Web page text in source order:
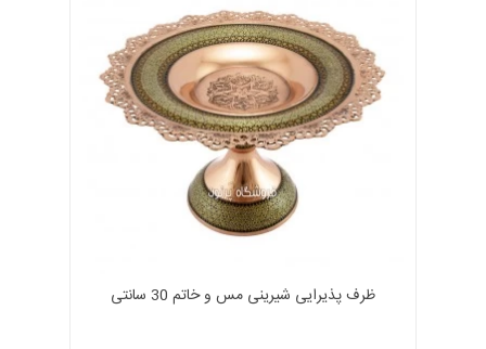
ظرف پذیرایی شیرینی مس و خاتم 30 سانتی